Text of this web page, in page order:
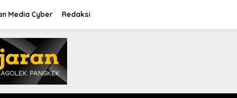
Media Cyber Redaksi